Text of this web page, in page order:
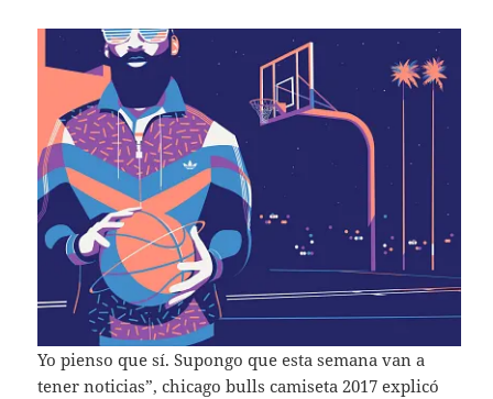
Yo pienso que sí. Supongo que esta semana van a
tener noticias”, chicago bulls camiseta 2017 explicó